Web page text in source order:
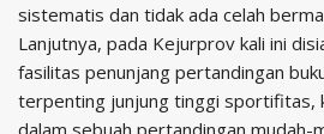
sistematis dan tidak ada celah
Lanjutnya, pada Kejurprov kali ini
fasilitas penunjang pertandingan
terpenting junjung tinggi sportifitas,